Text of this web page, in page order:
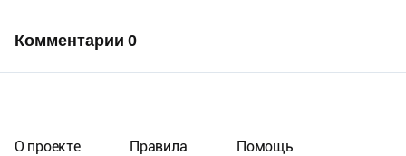
Комментарии 0
О проекте Правила Помощь